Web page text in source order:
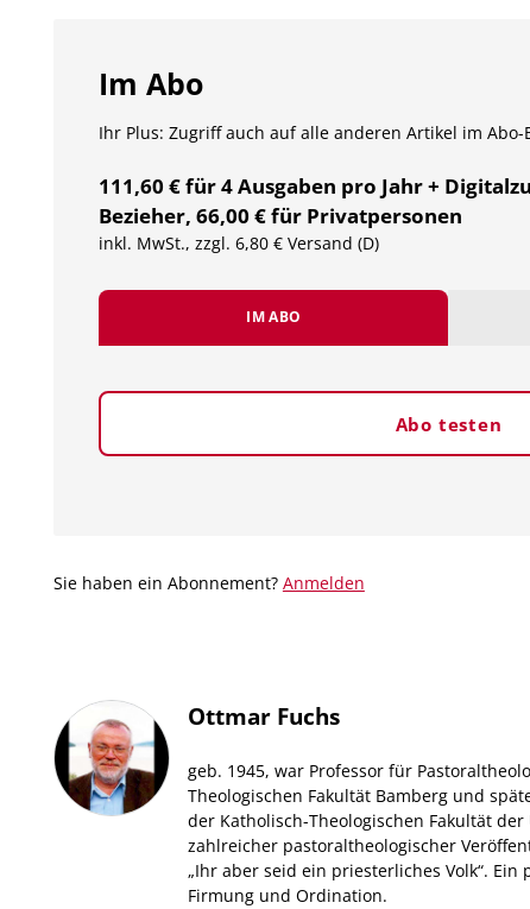
Im Abo
Ihr Plus: Zugriff auch auf alle anderen Artikel im Abo-
111,60 € für 4 Ausgaben pro Jahr +
Bezieher, 66,00 € für Privatpersonen
inkl. MwSt., zzgl. 6,80 € Versand (D)
IM ABO
Abo testen
Sie haben ein Abonnement? Anmelden
Ottmar Fuchs
geb. 1945, war Professor für
Theologischen Fakultät Bamberg und
der Katholisch-Theologischen Fakultät
zahlreicher pastoraltheologischer
„Ihr aber seid ein priesterliches Volk“.
Firmung und Ordination.